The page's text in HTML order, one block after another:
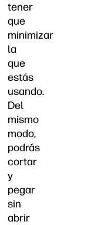
tener
que
minimizar
la
que
estás
usando.
Del
mismo
modo,
podrás
cortar
y
pegar
sin
abrir